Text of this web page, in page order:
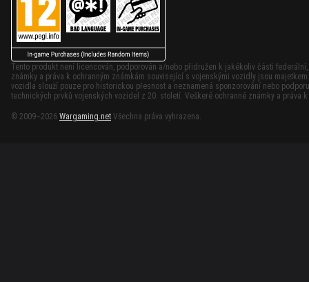
Tento produkt není licencován, podporován a/nebo přidružen k jakékoliv části
známky a práva k ochranným známkám související s vojenskými vozidly jsou
vozidla slouží pouze pro historickou přesnost a neznamená sponzorování nebo
technických prvků vojenských vozidel z 20. století. Veškeré ochranné známky a
© 2009–2026 Wargaming.net Všechna práva vyhrazena.